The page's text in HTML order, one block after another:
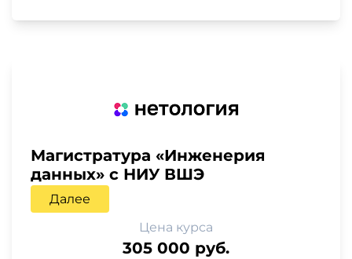
Магистратура «Инженерия
данных» с НИУ ВШЭ
Далее
Цена курса
305 000 руб.